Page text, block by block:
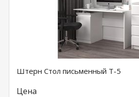
Штерн Стол письменный Т-5
Цена